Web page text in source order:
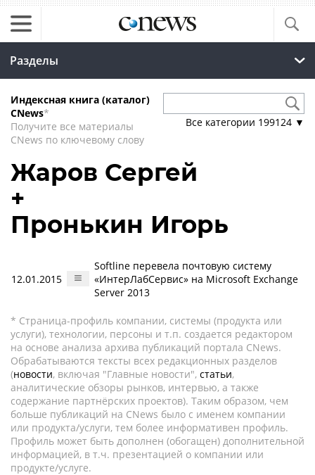
Разделы
Индексная книга (каталог)
CNews*
Получите все материалы
CNews по ключевому слову
Все категории 199124 ▼
Жаров Сергей
+
Пронькин Игорь
12.01.2015
Softline перевела почтовую систему
«ИнтерЛабСервис» на Microsoft Exchange
Server 2013
* Страница-профиль компании, системы (продукта или
услуги), технологии, персоны и т.п. создается редактором
на основе анализа архива публикаций портала CNews.
Обрабатываются тексты всех редакционных разделов
(новости, включая "Главные новости", статьи,
аналитические обзоры рынков, интервью, а также
содержание партнёрских проектов). Таким образом, чем
больше публикаций на CNews было с именем компании
или продукта/услуги, тем более информативен профиль.
Профиль может быть дополнен (обогащен) дополнительной
информацией, в т.ч. презентацией о компании или
продукте/услуге.